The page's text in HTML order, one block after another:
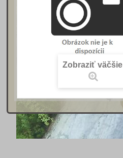
Zobraziť väčšie